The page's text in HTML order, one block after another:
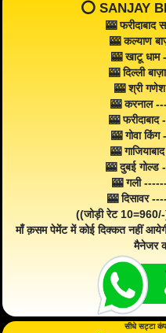
⭕️ SANJAY
🎰 फरीदाबाद
🎰 कल्याण
🎰 खाटू
🎰 दिल्ली
🎰 श्री
🎰 करनाल
🎰
🎰 गोवा
🎰
🎰 दुबई
🎰 गली
🎰 दिसावर
((जोड़ी रेट
माँ क़सम पेमेंट में कोई दिक्कत नहीं
मैनेजर
सीधे सट्टा